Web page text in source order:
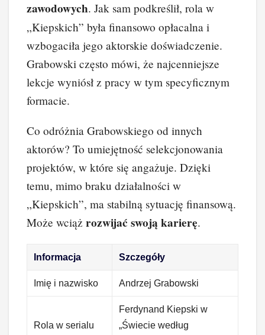
zawodowych. Jak sam podkreślił, rola w
„Kiepskich” była finansowo opłacalna i
wzbogaciła jego aktorskie doświadczenie.
Grabowski często mówi, że najcenniejsze
lekcje wyniósł z pracy w tym specyficznym
formacie.
Co odróżnia Grabowskiego od innych
aktorów? To umiejętność selekcjonowania
projektów, w które się angażuje. Dzięki
temu, mimo braku działalności w
„Kiepskich”, ma stabilną sytuację finansową.
Może wciąż rozwijać swoją karierę.
Informacja Szczegóły
Imię i nazwisko Andrzej Grabowski
Rola w serialu
Ferdynand Kiepski w
„Świecie według